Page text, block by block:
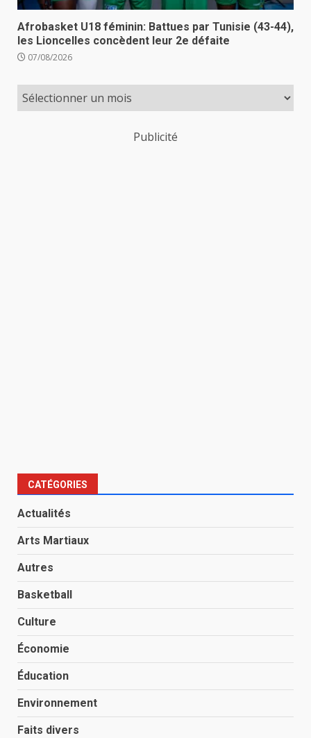
Afrobasket U18 féminin: Battues par Tunisie (43-44),
les Lioncelles concèdent leur 2e défaite
07/08/2026
Publicité
CATÉGORIES
Actualités
Arts Martiaux
Autres
Basketball
Culture
Économie
Éducation
Environnement
Faits divers